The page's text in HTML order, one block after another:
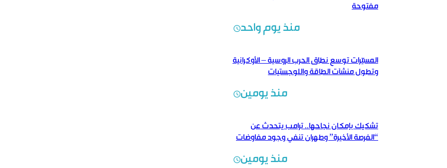
مفتوحة
منذ يوم واحد
المسيّرات توسع نطاق الحرب الروسية – الأوكرانية
وتطول منشآت الطاقة واللوجستيات
منذ يومين
تشكيك بإمكان نجاحها.. ترامب يتحدث عن
“الفرصة الأخيرة” وطهران تنفي وجود مفاوضات
منذ يومين